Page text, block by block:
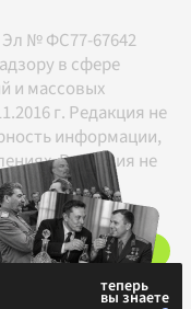
№ ФС77-67642
в сфере
и массовых
г. Редакция не
информации,
Редакция не
с